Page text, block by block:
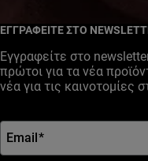
ΕΓΓΡΑΦΕΙΤΕ ΣΤΟ
Εγγραφείτε στο
πρώτοι για τα νέα
νέα για τις καινοτομίες
Email *